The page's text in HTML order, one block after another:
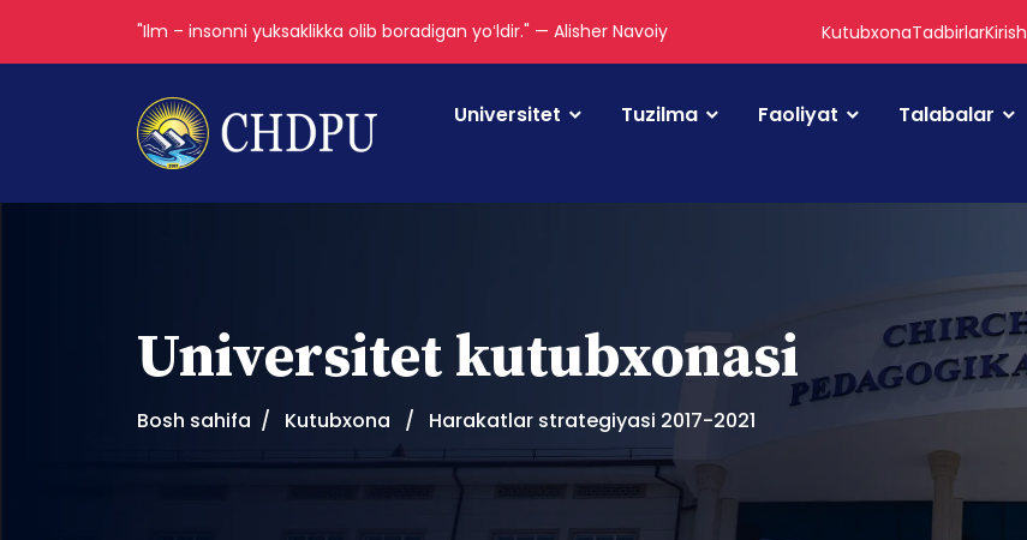
"Ilm – insonni yuksaklikka olib boradigan yoʻldir." — Alisher Navoiy KutubxonaTadbirlarKirish
Universitet Tuzilma Faoliyat Talabalar
Universitet kutubxonasi
Bosh sahifa Kutubxona Harakatlar strategiyasi 2017-2021